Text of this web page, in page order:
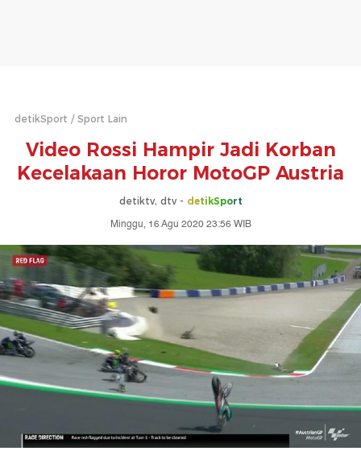
detikSport Sport Lain
Video Rossi Hampir Jadi Korban
Kecelakaan Horor MotoGP Austria
detiktv, dtv - detikSport
Minggu, 16 Agu 2020 23:56 WIB